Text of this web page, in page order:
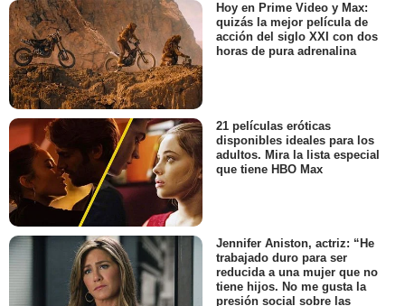
Hoy en Prime Video y Max:
quizás la mejor película de
acción del siglo XXI con dos
horas de pura adrenalina
21 películas eróticas
disponibles ideales para los
adultos. Mira la lista especial
que tiene HBO Max
Jennifer Aniston, actriz: “He
trabajado duro para ser
reducida a una mujer que no
tiene hijos. No me gusta la
presión social sobre las